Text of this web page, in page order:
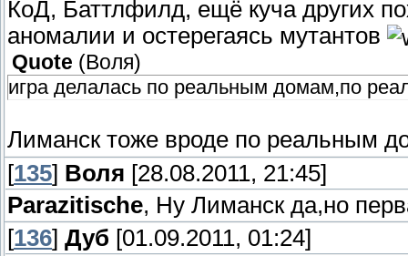
КоД, Баттлфилд, ещё куча других
аномалии и остерегаясь мутантов
Quote (Воля)
игра делалась по реальным домам,по
Лиманск тоже вроде по реальным
[135] Воля [28.08.2011, 21:45]
Parazitische, Ну Лиманск да,но
[136] Дуб [01.09.2011, 01:24]